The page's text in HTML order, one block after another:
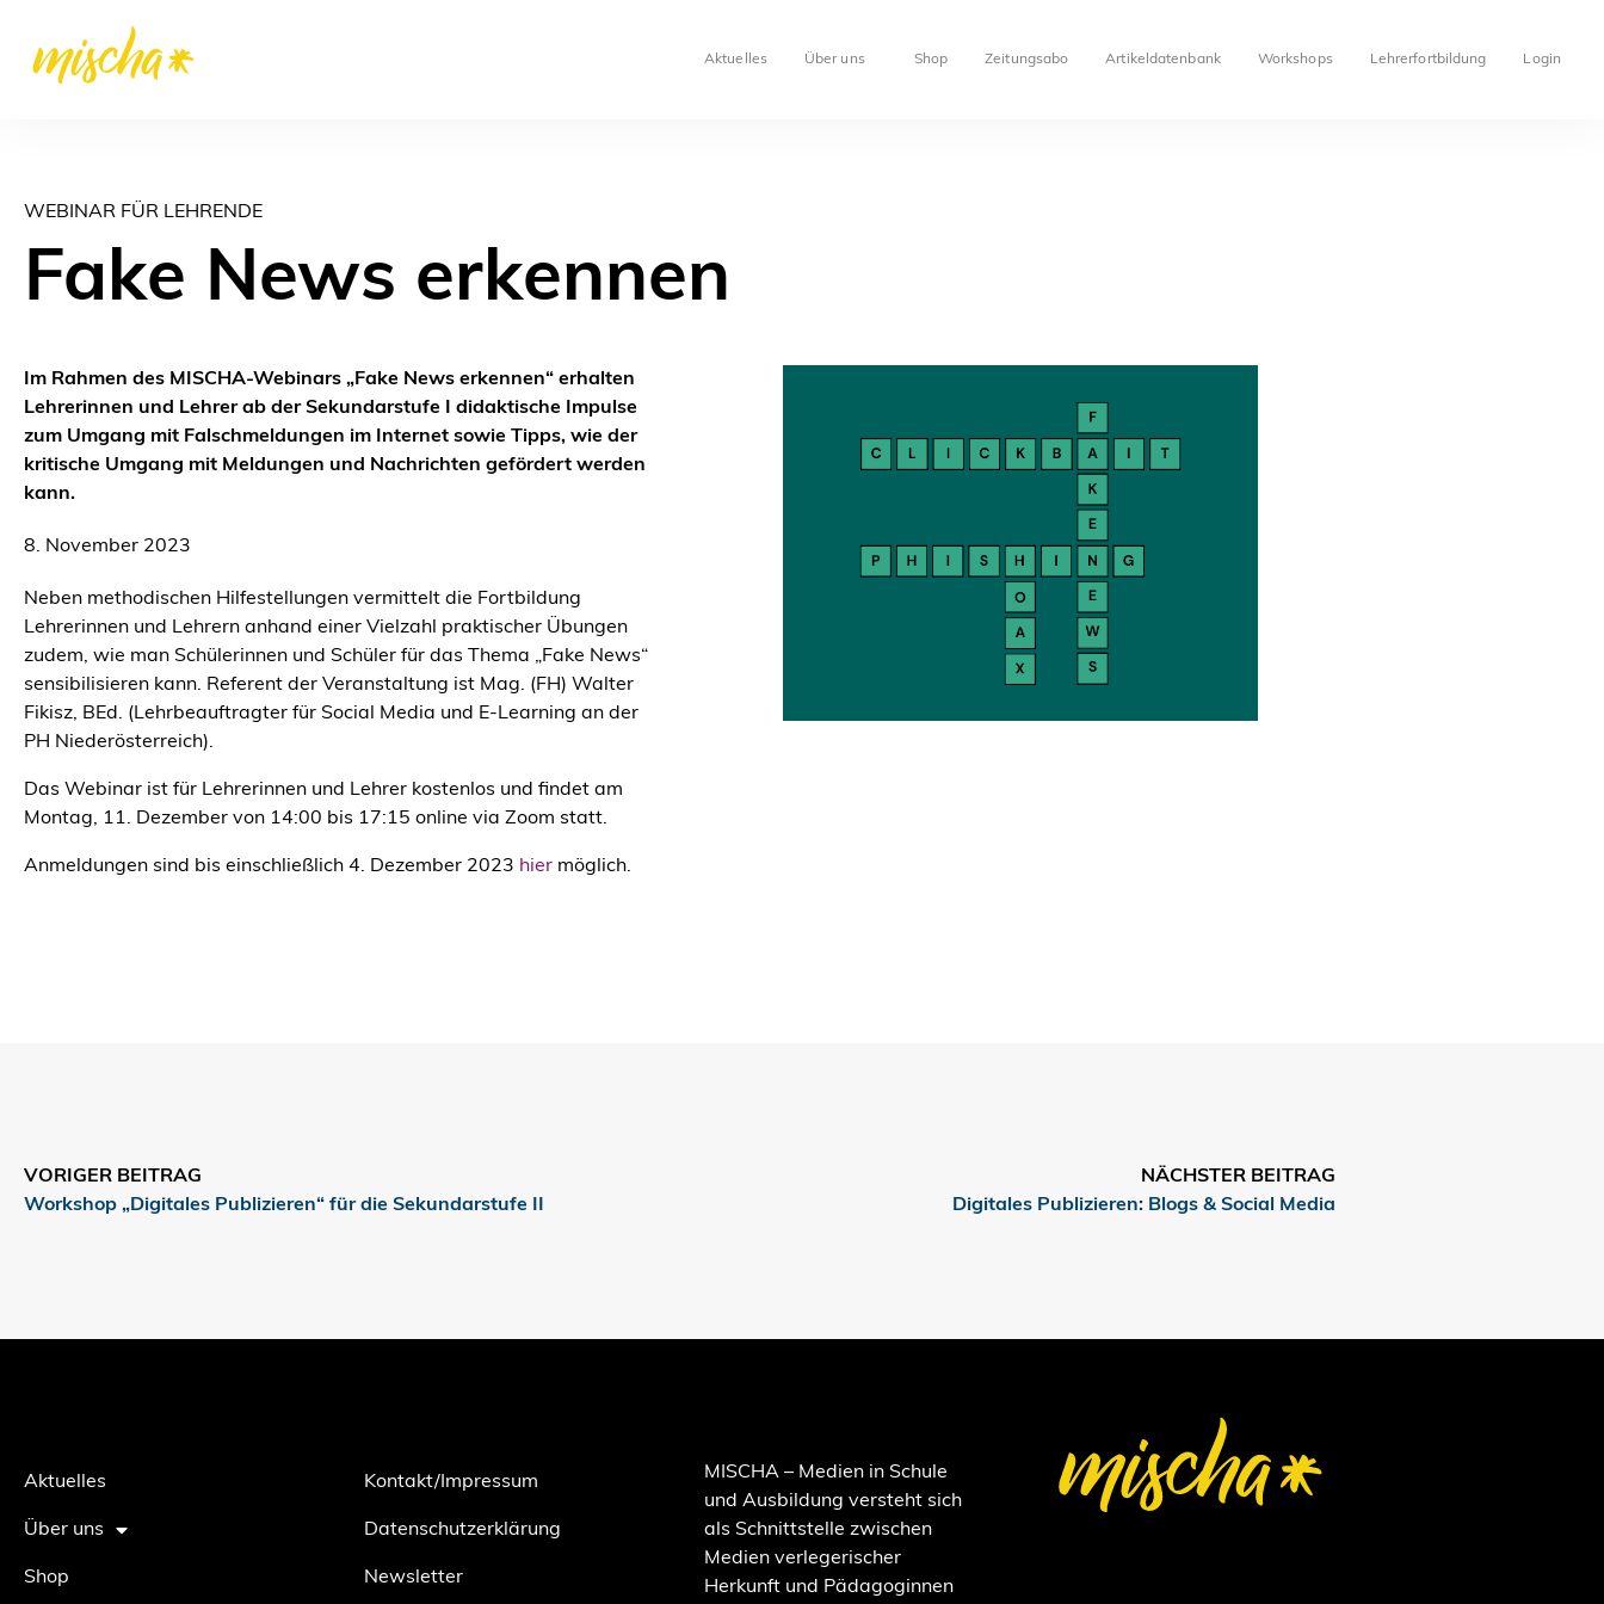
Aktuelles Über uns Shop Zeitungsabo Artikeldatenbank Workshops Lehrerfortbildung Login
WEBINAR FÜR LEHRENDE
Fake News erkennen
Im Rahmen des MISCHA-Webinars „Fake News erkennen“ erhalten
Lehrerinnen und Lehrer ab der Sekundarstufe I didaktische Impulse
zum Umgang mit Falschmeldungen im Internet sowie Tipps, wie der
kritische Umgang mit Meldungen und Nachrichten gefördert werden
kann.
8. November 2023
Neben methodischen Hilfestellungen vermittelt die Fortbildung
Lehrerinnen und Lehrern anhand einer Vielzahl praktischer Übungen
zudem, wie man Schülerinnen und Schüler für das Thema „Fake News“
sensibilisieren kann. Referent der Veranstaltung ist Mag. (FH) Walter
Fikisz, BEd. (Lehrbeauftragter für Social Media und E-Learning an der
PH Niederösterreich).
Das Webinar ist für Lehrerinnen und Lehrer kostenlos und findet am
Montag, 11. Dezember von 14:00 bis 17:15 online via Zoom statt.
Anmeldungen sind bis einschließlich 4. Dezember 2023 hier möglich.
VORIGER BEITRAG
Workshop „Digitales Publizieren“ für die Sekundarstufe II
NÄCHSTER BEITRAG
Digitales Publizieren: Blogs & Social Media
Aktuelles
Über uns
Shop
Kontakt/Impressum
Datenschutzerklärung
Newsletter
MISCHA – Medien in Schule
und Ausbildung versteht sich
als Schnittstelle zwischen
Medien verlegerischer
Herkunft und Pädagoginnen